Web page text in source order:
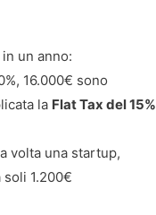
un anno:
16.000€ sono
la Flat Tax del 15%
volta una startup,
soli 1.200€